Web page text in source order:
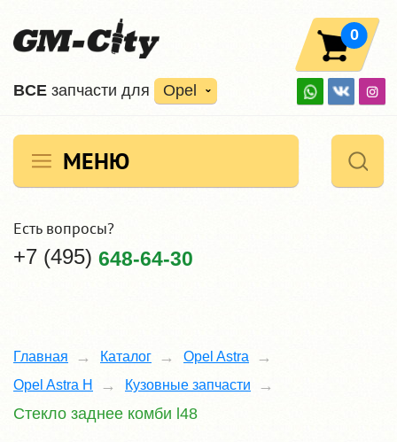
ВCE запчасти для Opel
0
МЕНЮ
Есть вопросы?
+7 (495) 648-64-30
Главная Каталог
Opel Astra
Opel Astra H
Кузовные запчасти
Стекло заднее комби l48